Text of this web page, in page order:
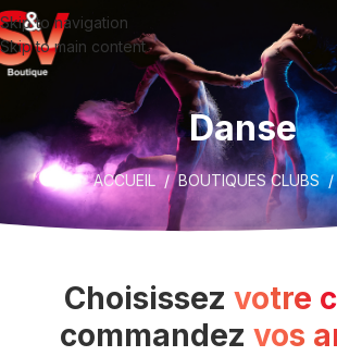
Skip to navigation
Skip to main content
Danse
ACCUEIL /BOUTIQUES CLUBS /
Choisissez votre
commandez vos